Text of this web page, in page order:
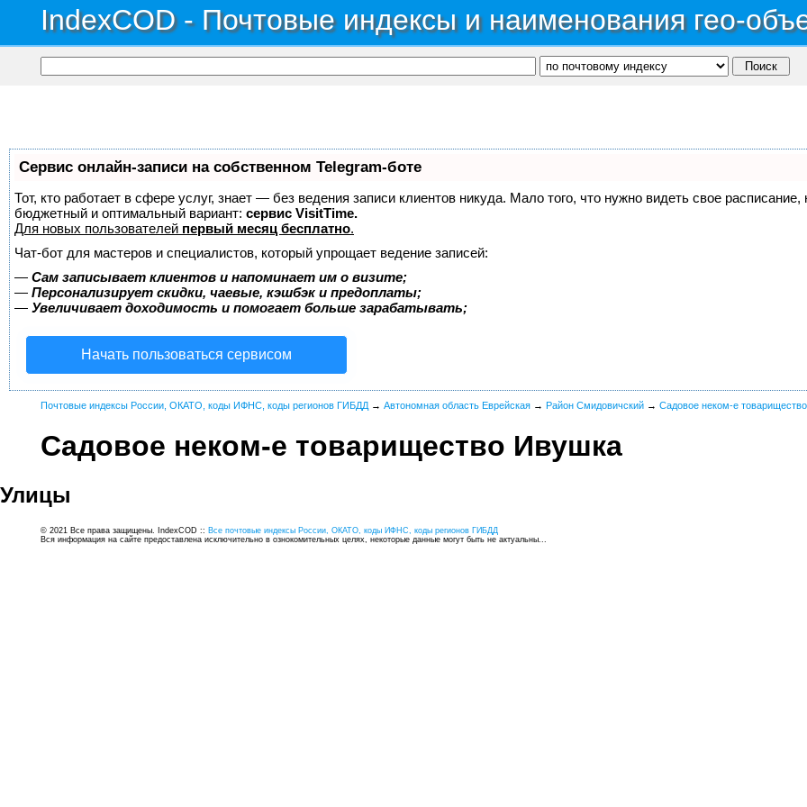
IndexCOD - Почтовые индексы и наименования гео-
Сервис онлайн-записи на собственном Telegram-боте
Тот, кто работает в сфере услуг, знает — без ведения записи клиентов никуда. Мало того, что нужно видеть свое
бюджетный и оптимальный вариант: сервис VisitTime.
Для новых пользователей первый месяц бесплатно.
Чат-бот для мастеров и специалистов, который упрощает ведение записей:
— Сам записывает клиентов и напоминает им о визите;
— Персонализирует скидки, чаевые, кэшбэк и предоплаты;
— Увеличивает доходимость и помогает больше зарабатывать;
Начать пользоваться сервисом
Почтовые индексы России, ОКАТО, коды ИФНС, коды регионов ГИБДД → Автономная область Еврейская → Район Смидовичский → Садовое неком-е
Садовое неком-е товарищество Ивушка
Улицы
© 2021 Все права защищены. IndexCOD :: Все почтовые индексы России, ОКАТО, коды ИФНС, коды регионов ГИБДД
Вся информация на сайте предоставлена исключительно в ознокомительных целях, некоторые данные могут быть не актуальны...